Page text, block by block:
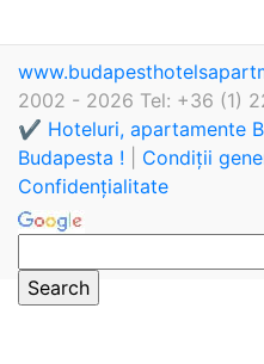
2002 - 2026 Tel: +36 (1)
✔️ Hoteluri, apartamente
Budapesta !
Condiții
Confidențialitate